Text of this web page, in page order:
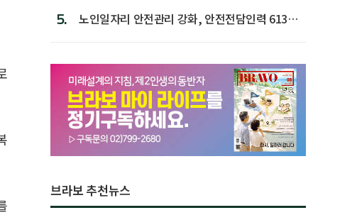
5.
노인일자리 안전관리 강화, 안전전담인력 613명
브라보 추천뉴스